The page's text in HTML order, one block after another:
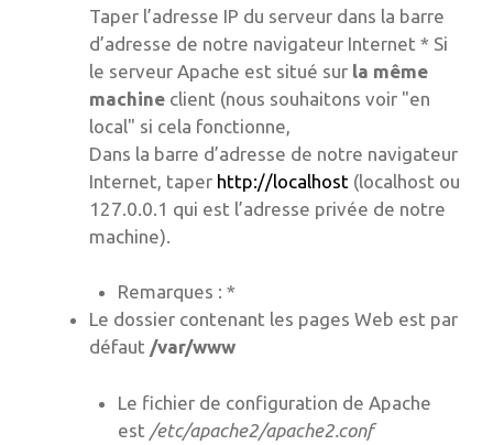
Taper l’adresse IP du serveur dans la barre
d’adresse de notre navigateur Internet * Si
le serveur Apache est situé sur la même
machine client (nous souhaitons voir "en
local" si cela fonctionne,
Dans la barre d’adresse de notre navigateur
Internet, taper http://localhost (localhost ou
127.0.0.1 qui est l’adresse privée de notre
machine).
Remarques : *
Le dossier contenant les pages Web est par
défaut /var/www
Le fichier de configuration de Apache
est /etc/apache2/apache2.conf